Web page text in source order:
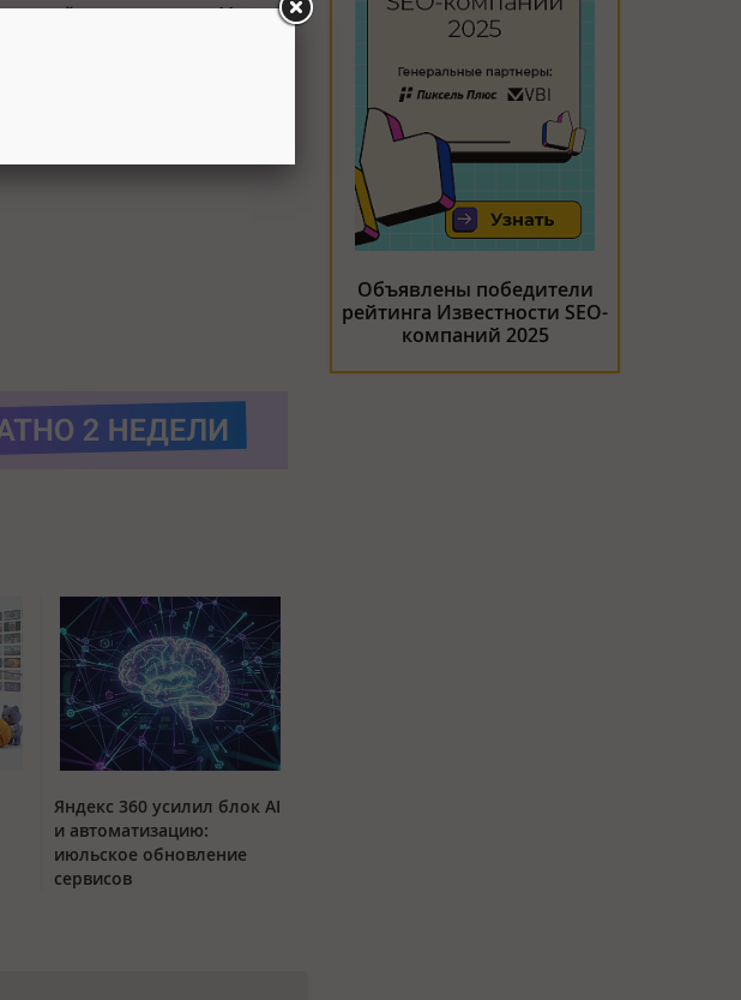
опыт в регионе. Мы
было удобнее им
Яндекс 360 усилил блок AI
и автоматизацию:
июльское обновление
сервисов
Объявлены победители
рейтинга Известности SEO-
компаний 2025